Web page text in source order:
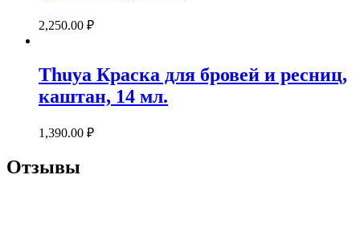
2,250.00 ₽
Thuya Краска для бровей и ресниц,
каштан, 14 мл.
1,390.00 ₽
Отзывы